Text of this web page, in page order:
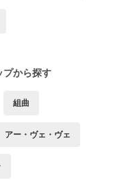
プから探す
組曲
アー・ヴェ・ヴェ